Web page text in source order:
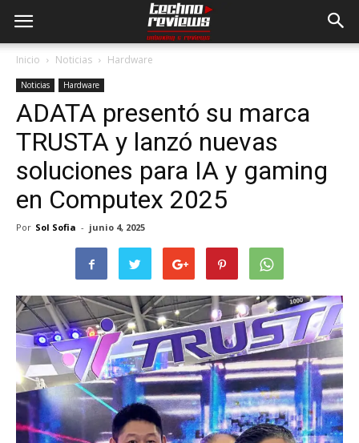
Inicio Noticias Hardware
Noticias Hardware
ADATA presentó su marca
TRUSTA y lanzó nuevas
soluciones para IA y gaming
en Computex 2025
Por Sol Sofia - junio 4, 2025